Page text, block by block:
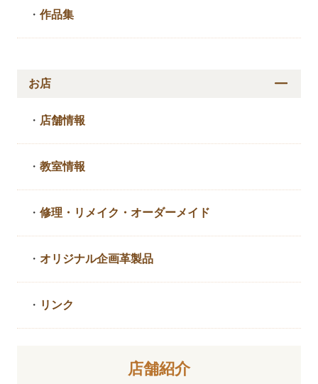
・作品集
お店
・ 店舗情報
・教室情報
・修理・リメイク・ オーダーメイド
・ オリジナル企画革製品
・ リンク
店舗紹介